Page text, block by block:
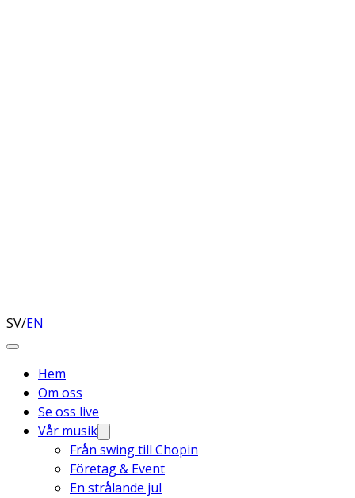
SV/EN
Hem
Om oss
Se oss live
Vår musik
Från swing till Chopin
Företag & Event
En strålande jul